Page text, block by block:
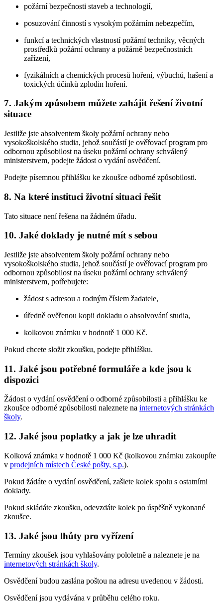
požární bezpečnosti staveb a technologií,
posuzování činností s vysokým požárním nebezpečím,
funkcí a technických vlastností požární techniky, věcných
prostředků požární ochrany a požárně bezpečnostních
zařízení,
fyzikálních a chemických procesů hoření, výbuchů, hašení a
toxických účinků zplodin hoření.
7. Jakým způsobem můžete zahájit řešení životní
situace
Jestliže jste absolventem školy požární ochrany nebo
vysokoškolského studia, jehož součástí je ověřovací program pro
odbornou způsobilost na úseku požární ochrany schválený
ministerstvem, podejte žádost o vydání osvědčení.
Podejte písemnou přihlášku ke zkoušce odborné způsobilosti.
8. Na které instituci životní situaci řešit
Tato situace není řešena na žádném úřadu.
10. Jaké doklady je nutné mít s sebou
Jestliže jste absolventem školy požární ochrany nebo
vysokoškolského studia, jehož součástí je ověřovací program pro
odbornou způsobilost na úseku požární ochrany schválený
ministerstvem, potřebujete:
žádost s adresou a rodným číslem žadatele,
úředně ověřenou kopii dokladu o absolvování studia,
kolkovou známku v hodnotě 1 000 Kč.
Pokud chcete složit zkoušku, podejte přihlášku.
11. Jaké jsou potřebné formuláře a kde jsou k
dispozici
Žádost o vydání osvědčení o odborné způsobilosti a přihlášku ke
zkoušce odborné způsobilosti naleznete na internetových stránkách
školy.
12. Jaké jsou poplatky a jak je lze uhradit
Kolková známka v hodnotě 1 000 Kč (kolkovou známku zakoupíte
v prodejních místech České pošty, s.p.).
Pokud žádáte o vydání osvědčení, zašlete kolek spolu s ostatními
doklady.
Pokud skládáte zkoušku, odevzdáte kolek po úspěšně vykonané
zkoušce.
13. Jaké jsou lhůty pro vyřízení
Termíny zkoušek jsou vyhlašovány pololetně a naleznete je na
internetových stránkách školy.
Osvědčení budou zaslána poštou na adresu uvedenou v žádosti.
Osvědčení jsou vydávána v průběhu celého roku.